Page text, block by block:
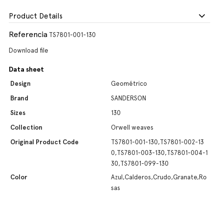
Product Details
Referencia TS7801-001-130
Download file
Data sheet
Design
Geométrico
Brand
SANDERSON
Sizes
130
Collection
Orwell weaves
Original Product Code
TS7801-001-130,TS7801-002-13
0,TS7801-003-130,TS7801-004-1
30,TS7801-099-130
Color
Azul,Calderos,Crudo,Granate,Ro
sas